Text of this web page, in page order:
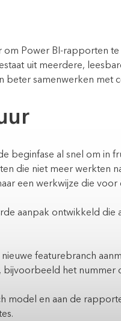
om Power BI-rapporten
uit meerdere,
beter samenwerken met
beginfase al snel om in
die niet meer werkten
een werkwijze die voor
aanpak ontwikkeld die
featurebranch
het nummer
model en aan de